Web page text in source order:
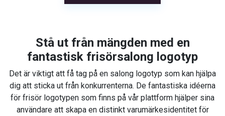
Stå ut från mängden med en
fantastisk frisörsalong logotyp
Det är viktigt att få tag på en salong logotyp som kan hjälpa
dig att sticka ut från konkurrenterna. De fantastiska idéerna
för frisör logotypen som finns på vår plattform hjälper sina
användare att skapa en distinkt varumärkesidentitet för